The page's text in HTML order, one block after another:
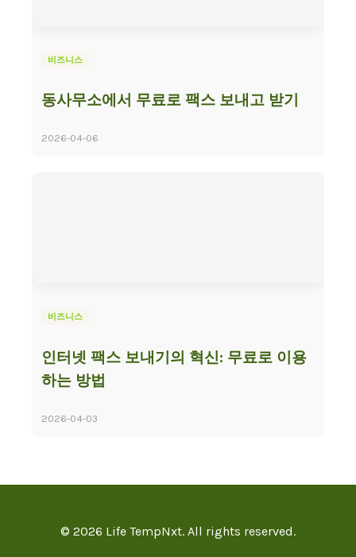
비즈니스
동사무소에서 무료로 팩스 보내고 받기
2026-04-06
비즈니스
인터넷 팩스 보내기의 혁신: 무료로 이용
하는 방법
2026-04-03
© 2026 Life TempNxt. All rights reserved.